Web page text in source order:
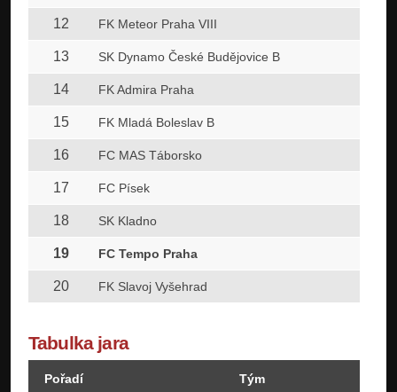
12 FK Meteor Praha VIII
13 SK Dynamo České Budějovice B
14 FK Admira Praha
15 FK Mladá Boleslav B
16 FC MAS Táborsko
17 FC Písek
18 SK Kladno
19 FC Tempo Praha
20 FK Slavoj Vyšehrad
Tabulka jara
Pořadí Tým